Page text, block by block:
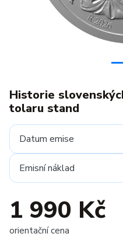
Historie
tolaru stand
Datum emise
Emisní náklad
1 990 Kč
orientační cena